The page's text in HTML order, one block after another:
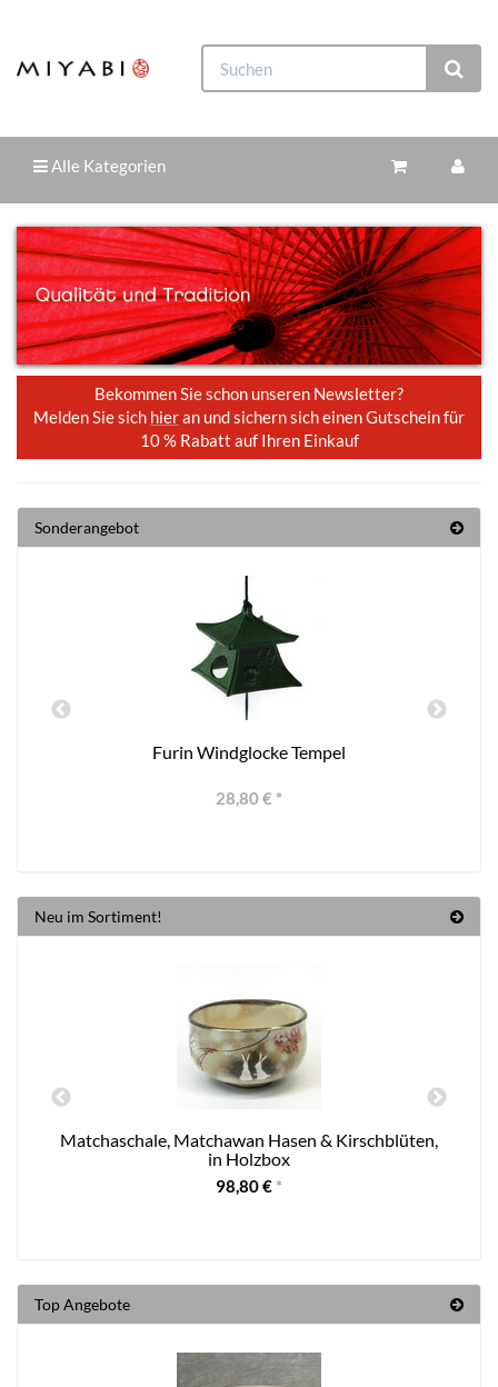
Alle Kategorien
Bekommen Sie schon unseren Newsletter?
Melden Sie sich hieran und sichern sich einen Gutschein für
10 % Rabatt auf Ihren Einkauf
Sonderangebot
Furin Windglocke Tempel
28,80 € *
Neu im Sortiment!
Matchaschale, Matchawan Hasen & Kirschblüten,
in Holzbox
98,80 € *
Top Angebote